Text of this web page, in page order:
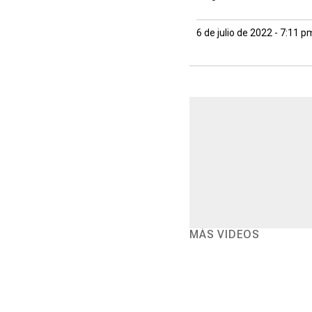
6 de julio de 2022 - 7:11
MÁS VIDEOS